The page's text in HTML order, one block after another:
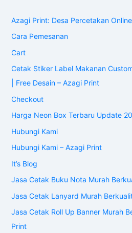
Azagi Print: Desa Percetakan
Cara Pemesanan
Cart
Cetak Stiker Label Makanan
| Free Desain – Azagi Print
Checkout
Harga Neon Box Terbaru Update
Hubungi Kami
Hubungi Kami – Azagi Print
It’s Blog
Jasa Cetak Buku Nota Murah
Jasa Cetak Lanyard Murah
Jasa Cetak Roll Up Banner Murah
Print